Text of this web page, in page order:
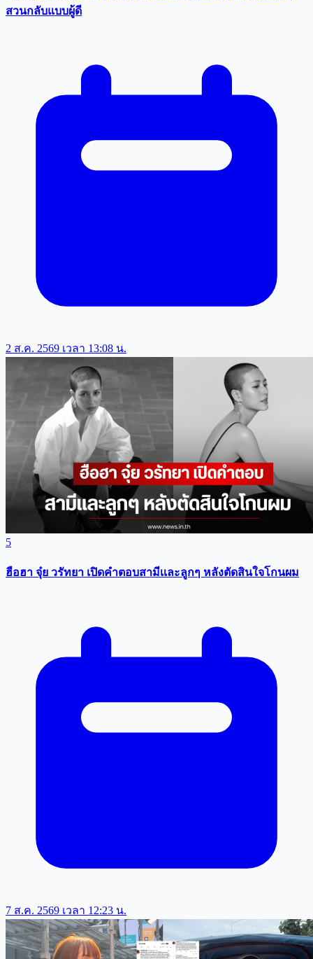
สวนกลับแบบผู้ดี
2 ส.ค. 2569 เวลา 13:08 น.
5
ฮือฮา จุ๋ย วรัทยา เปิดคำตอบสามีเเละลูกๆ หลังตัดสินใจโกนผม
7 ส.ค. 2569 เวลา 12:23 น.